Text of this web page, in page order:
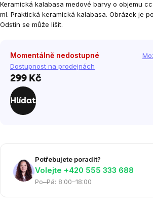
Keramická kalabasa medové barvy o objemu
ml. Praktická keramická kalabasa. Obrázek je
Odstín se může lišit.
Momentálně nedostupné
Dostupnost na prodejnách
299 Kč
Hlídat
Potřebujete poradit?
Volejte ‭+420 555 333 688
Po–Pá: 8:00–18:00